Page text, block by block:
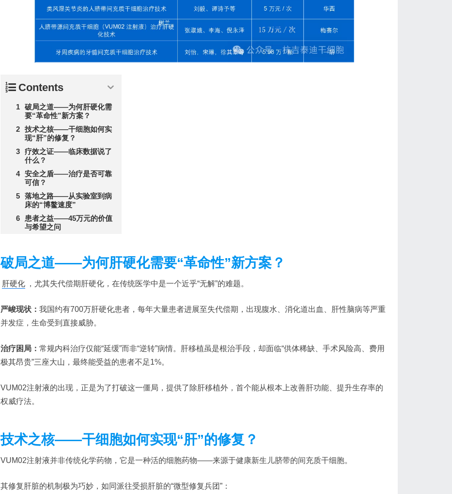
Contents
破局之道——为何肝硬化需
要“革命性”新方案？
技术之核——干细胞如何实
现“肝”的修复？
疗效之证——临床数据说了
什么？
安全之盾——治疗是否可靠
可信？
落地之路——从实验室到病
床的“博鳌速度”
患者之益——45万元的价值
与希望之问
破局之道——为何肝硬化需要“革命性”新方案？
肝硬化 ，尤其失代偿期肝硬化，在传统医学中是一个近乎“无解”的难题。
严峻现状： 我国约有700万肝硬化患者，每年大量患者进展至失代偿期，出现腹水、消化道出血、肝性脑病等严重
并发症，生命受到直接威胁。
治疗困局： 常规内科治疗仅能“延缓”而非“逆转”病情。肝移植虽是根治手段，却面临“供体稀缺、手术风险高、费用
极其昂贵”三座大山，最终能受益的患者不足1%。
VUM02注射液的出现，正是为了打破这一僵局，提供了除肝移植外，首个能从根本上改善肝功能、提升生存率的
权威疗法。
技术之核——干细胞如何实现“肝”的修复？
VUM02注射液并非传统化学药物，它是一种活的细胞药物——来源于健康新生儿脐带的间充质干细胞。
其修复肝脏的机制极为巧妙，如同派往受损肝脏的“微型修复兵团”：